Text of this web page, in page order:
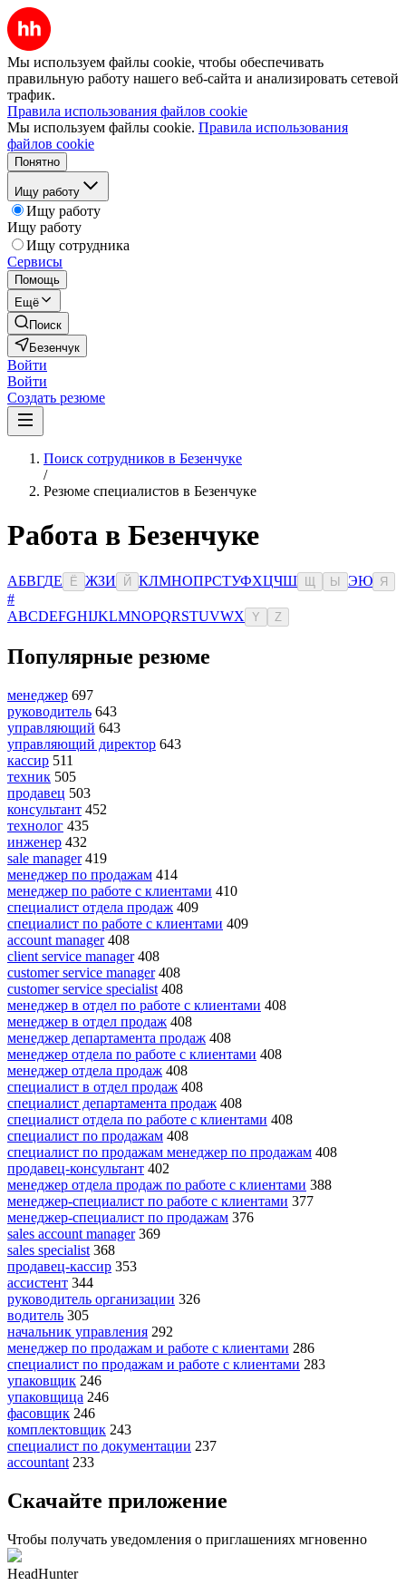
Мы используем файлы cookie, чтобы обеспечивать
правильную работу нашего веб-сайта и анализировать сетевой
трафик.
Правила использования файлов cookie
Мы используем файлы cookie. Правила использования
файлов cookie
Понятно
Ищу работу
Ищу работу
Ищу работу
Ищу сотрудника
Сервисы
Помощь
Ещё
Поиск
Безенчук
Войти
Войти
Создать резюме
Поиск сотрудников в Безенчуке
/
Резюме специалистов в Безенчуке
Работа в Безенчуке
АБВГДЕ Ё ЖЗИ Й КЛМНОПРСТУФХЦЧШ Ы ЭЮ Я
#
ABCDEFGHIJKLMNOPQRSTUVWX Y Z
Популярные резюме
менеджер 697
руководитель 643
управляющий 643
управляющий директор 643
кассир 511
техник 505
продавец 503
консультант 452
технолог 435
инженер 432
sale manager 419
менеджер по продажам 414
менеджер по работе с клиентами 410
специалист отдела продаж 409
специалист по работе с клиентами 409
account manager 408
client service manager 408
customer service manager 408
customer service specialist 408
менеджер в отдел по работе с клиентами 408
менеджер в отдел продаж 408
менеджер департамента продаж 408
менеджер отдела по работе с клиентами 408
менеджер отдела продаж 408
специалист в отдел продаж 408
специалист департамента продаж 408
специалист отдела по работе с клиентами 408
специалист по продажам 408
специалист по продажам менеджер по продажам 408
продавец-консультант 402
менеджер отдела продаж по работе с клиентами 388
менеджер-специалист по работе с клиентами 377
менеджер-специалист по продажам 376
sales account manager 369
sales specialist 368
продавец-кассир 353
ассистент 344
руководитель организации 326
водитель 305
начальник управления 292
менеджер по продажам и работе с клиентами 286
специалист по продажам и работе с клиентами 283
упаковщик 246
упаковщица 246
фасовщик 246
комплектовщик 243
специалист по документации 237
accountant 233
Скачайте приложение
Чтобы получать уведомления о приглашениях мгновенно
HeadHunter